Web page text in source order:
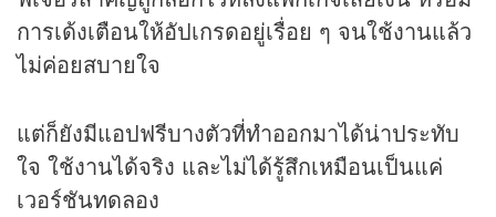
การเด้งเตือนให้อัปเกรดอยู่เรื่อย ๆ จนใช้งานแล้ว
ไม่ค่อยสบายใจ
แต่ก็ยังมีแอปฟรีบางตัวที่ทำออกมาได้น่าประทับ
ใจ ใช้งานได้จริง และไม่ได้รู้สึกเหมือนเป็นแค่
เวอร์ชันทดลอง